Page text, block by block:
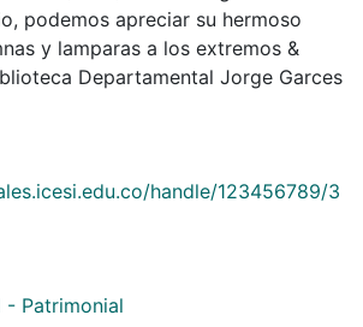
podemos apreciar su hermoso
y lamparas a los extremos &
Departamental Jorge Garces
handle/123456789/3
- Patrimonial